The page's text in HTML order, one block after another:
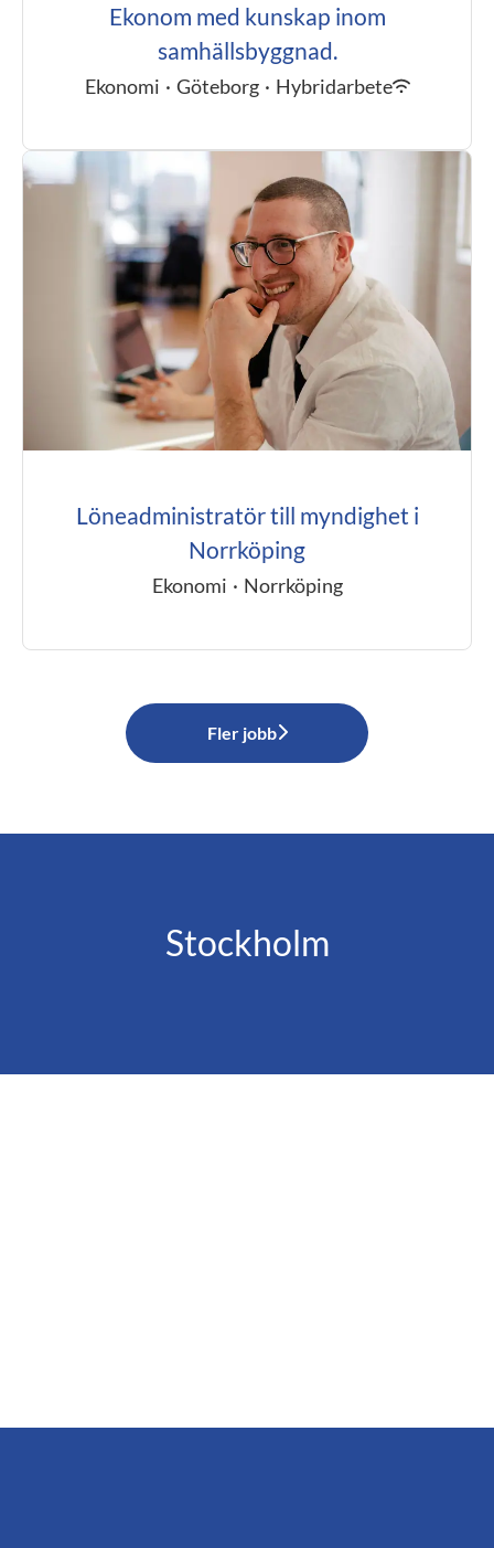
Ekonom med kunskap inom
samhällsbyggnad.
Ekonomi · Göteborg · Hybridarbete
Löneadministratör till myndighet i
Norrköping
Ekonomi · Norrköping
Fler jobb
Stockholm